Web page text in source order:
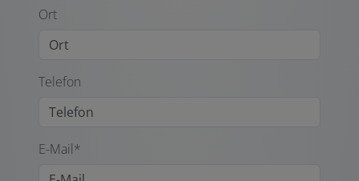
Ort
Telefon
E-Mail*